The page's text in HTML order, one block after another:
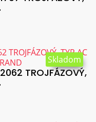
TROJFÁZOVÝ,
Skladom